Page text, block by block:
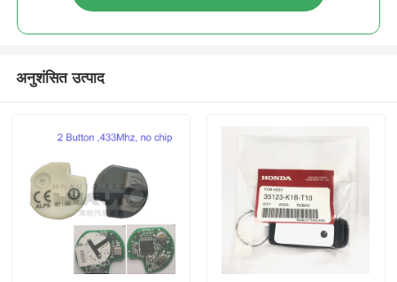
अनुशंसित उत्पाद